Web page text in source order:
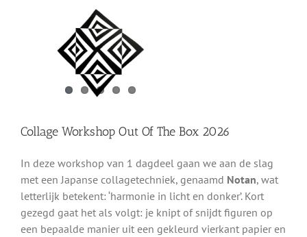
afbeelding
Collage Workshop Out Of The Box 2026
In deze workshop van 1 dagdeel gaan we aan de slag
met een Japanse collagetechniek, genaamd Notan, wat
letterlijk betekent: ‘harmonie in licht en donker’. Kort
gezegd gaat het als volgt: je knipt of snijdt figuren op
een bepaalde manier uit een gekleurd vierkant papier en